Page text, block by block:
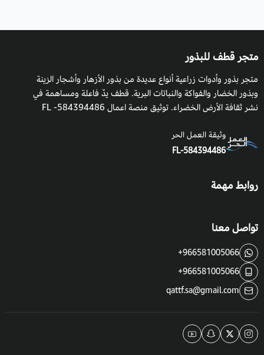
متجر قطف للبذور
متجر بذور وأدوات زراعية أنواع عديدة من بذور الأزهار وأشجار الزينة
وبذور الخضار والفواكة والنباتات البرية. قطف يدٌ فاعلة ومساهمة في
نشر ثقافة الأرض الخضراء. توثيق منصة اعمال 584394486- FL
وثيقة العمل الحر
FL-584394486
روابط مهمة
تواصل معنا
+966581005066
+966581005066
qattf.sa@gmail.com